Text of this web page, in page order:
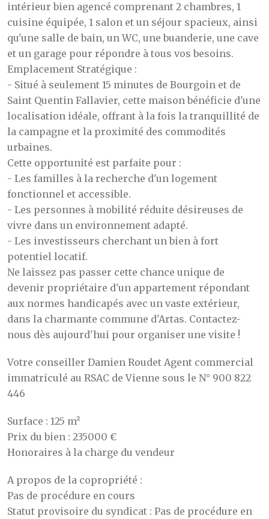
intérieur bien agencé comprenant 2 chambres, 1
cuisine équipée, 1 salon et un séjour spacieux, ainsi
qu'une salle de bain, un WC, une buanderie, une cave
et un garage pour répondre à tous vos besoins.
Emplacement Stratégique :
- Situé à seulement 15 minutes de Bourgoin et de
Saint Quentin Fallavier, cette maison bénéficie d'une
localisation idéale, offrant à la fois la tranquillité de
la campagne et la proximité des commodités
urbaines.
Cette opportunité est parfaite pour :
- Les familles à la recherche d'un logement
fonctionnel et accessible.
- Les personnes à mobilité réduite désireuses de
vivre dans un environnement adapté.
- Les investisseurs cherchant un bien à fort
potentiel locatif.
Ne laissez pas passer cette chance unique de
devenir propriétaire d'un appartement répondant
aux normes handicapés avec un vaste extérieur,
dans la charmante commune d'Artas. Contactez-
nous dès aujourd'hui pour organiser une visite !
Votre conseiller Damien Roudet Agent commercial
immatriculé au RSAC de Vienne sous le N° 900 822
446
Surface : 125 m²
Prix du bien : 235000 €
Honoraires à la charge du vendeur
A propos de la copropriété :
Pas de procédure en cours
Statut provisoire du syndicat : Pas de procédure en